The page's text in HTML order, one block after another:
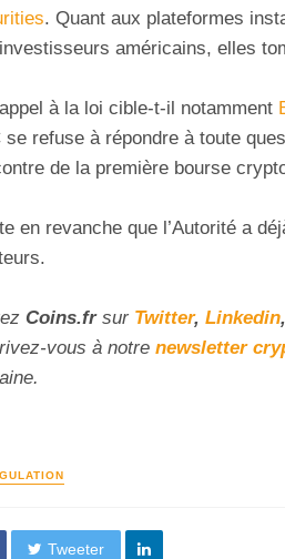
. Quant aux plateformes
américains, elles
à la loi cible-t-il notamment
se refuse à répondre à toute
de la première bourse
en revanche que l’Autorité a
Coins.fr sur Twitter, Linkedin,
vous à notre newsletter
Tweeter